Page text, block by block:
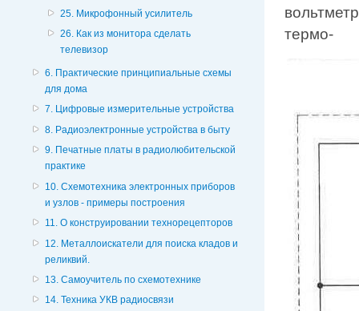
25. Микрофонный усилитель
26. Как из монитора сделать
телевизор
6. Практические принципиальные схемы
для дома
7. Цифровые измерительные устройства
8. Радиоэлектронные устройства в быту
9. Печатные платы в радиолюбительской
практике
10. Схемотехника электронных приборов
и узлов - примеры построения
11. О конструировании технорецепторов
12. Металлоискатели для поиска кладов и
реликвий.
13. Самоучитель по схемотехнике
14. Техника УКВ радиосвязи
термо-